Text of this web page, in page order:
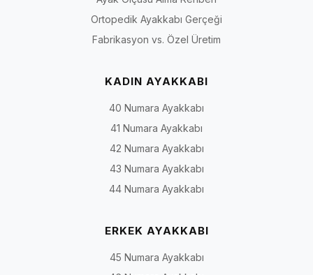
Ortopedik Ayakkabı Gerçeği
Fabrikasyon vs. Özel Üretim
KADIN AYAKKABI
40 Numara Ayakkabı
41 Numara Ayakkabı
42 Numara Ayakkabı
43 Numara Ayakkabı
44 Numara Ayakkabı
ERKEK AYAKKABI
45 Numara Ayakkabı